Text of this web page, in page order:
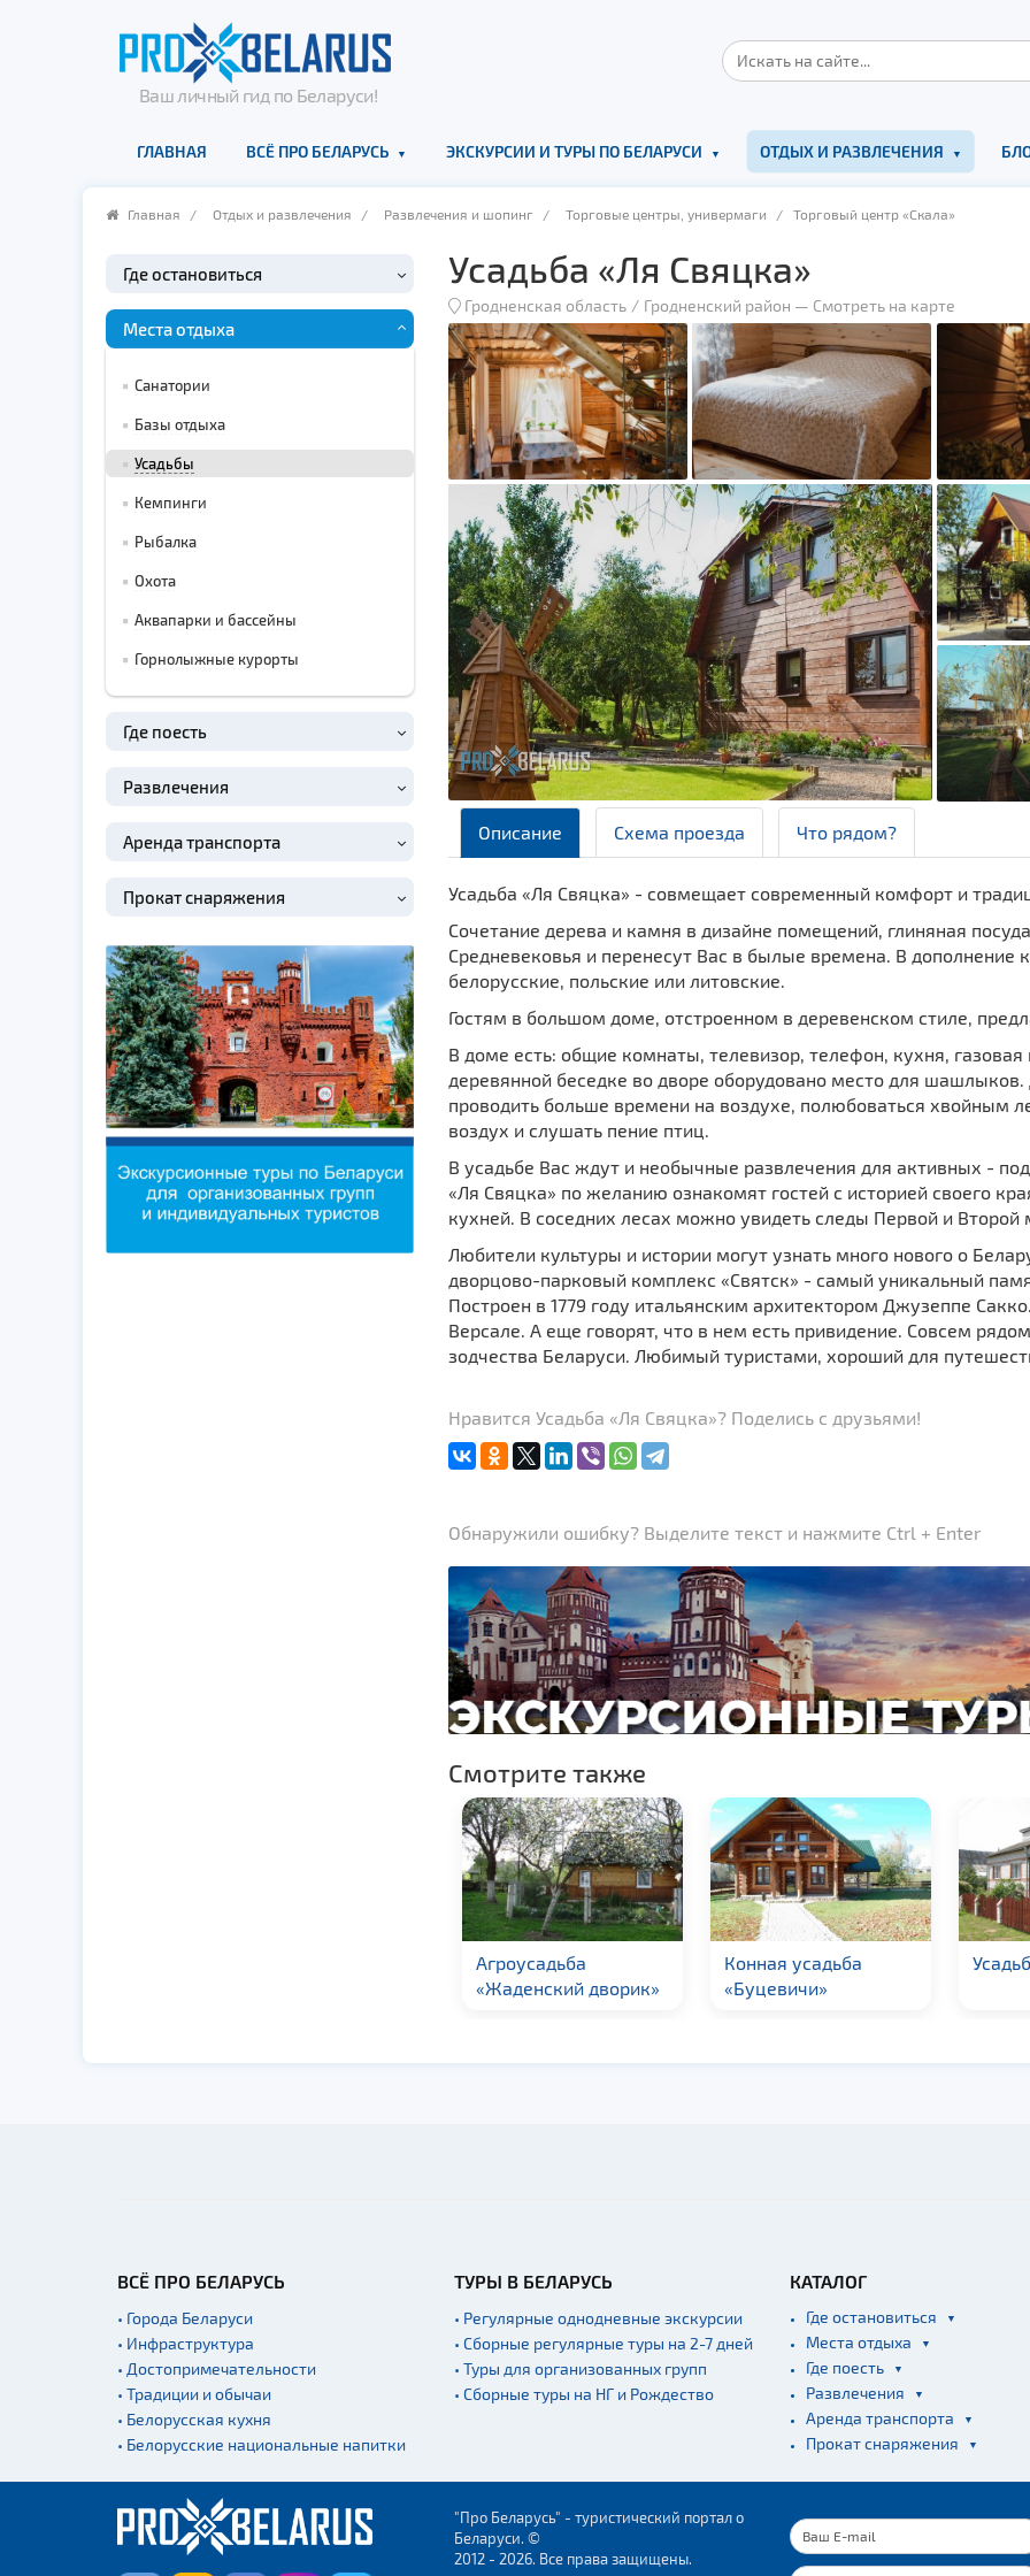
Ваш личный гид по Беларуси!
ГЛАВНАЯ ВСЁ ПРО БЕЛАРУСЬ ЭКСКУРСИИ И ТУРЫ ПО БЕЛАРУСИ ОТДЫХ И РАЗВЛЕЧЕНИЯ
Главная / Отдых и развлечения / Развлечения и шопинг / Торговые центры, универмаги / Торговый центр «Скала»
Где остановиться
Места отдыха
Санатории
Базы отдыха
Усадьбы
Кемпинги
Рыбалка
Охота
Аквапарки и бассейны
Горнолыжные курорты
Где поесть
Развлечения
Аренда транспорта
Прокат снаряжения
Усадьба «Ля Свяцка»
Гродненская область Гродненский район — Смотреть на карте
Описание Схема проезда Что рядом?
Усадьба «Ля Свяцка» - совмещает современный комфорт и
Сочетание дерева и камня в дизайне помещений, глиняная
Средневековья и перенесут Вас в былые времена. В
белорусские, польские или литовские.
Гостям в большом доме, отстроенном в деревенском стиле,
В доме есть: общие комнаты, телевизор, телефон, кухня,
деревянной беседке во дворе оборудовано место для
проводить больше времени на воздухе, полюбоваться хвойным
воздух и слушать пение птиц.
В усадьбе Вас ждут и необычные развлечения для активных -
«Ля Свяцка» по желанию ознакомят гостей с историей своего
кухней. В соседних лесах можно увидеть следы Первой и
Любители культуры и истории могут узнать много нового о
дворцово-парковый комплекс «Святск» - самый уникальный
Построен в 1779 году итальянским архитектором Джузеппе
Версале. А еще говорят, что в нем есть привидение. Совсем
зодчества Беларуси. Любимый туристами, хороший для
Нравится Усадьба «Ля Свяцка»? Поделись с друзьями!
Обнаружили ошибку? Выделите текст и нажмите Ctrl + Enter
Смотрите также
Конная усадьба
«Буцевичи»
Усадьба Нарочанка
ВСЁ ПРО БЕЛАРУСЬ
• Города Беларуси
• Инфраструктура
• Достопримечательности
• Традиции и обычаи
• Белорусская кухня
• Белорусские национальные напитки
ТУРЫ В БЕЛАРУСЬ
• Регулярные однодневные экскурсии
• Сборные регулярные туры на 2-7 дней
• Туры для организованных групп
• Сборные туры на НГ и Рождество
КАТАЛОГ
Где остановиться
Места отдыха
Где поесть
Развлечения
Аренда транспорта
Прокат снаряжения
"Про Беларусь" - туристический портал о
Беларуси. ©
2012 - 2026. Все права защищены.